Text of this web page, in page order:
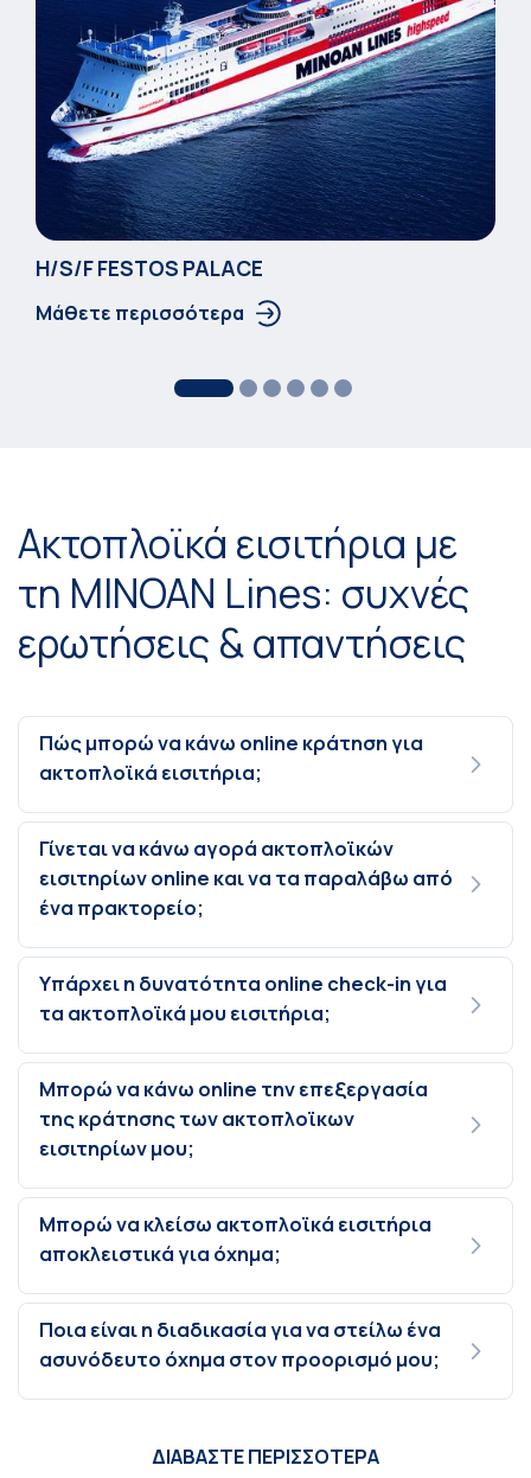
Η/S/F FESTOS PALACΕ
Μάθετε περισσότερα
Ακτοπλοϊκά εισιτήρια με
τη MINOAN Lines: συχνές
ερωτήσεις & απαντήσεις
Πώς μπορώ να κάνω online κράτηση για
ακτοπλοϊκά εισιτήρια;
Γίνεται να κάνω αγορά ακτοπλοϊκών
εισιτηρίων online και να τα παραλάβω από
ένα πρακτορείο;
Υπάρχει η δυνατότητα online check-in για
τα ακτοπλοϊκά μου εισιτήρια;
Μπορώ να κάνω online την επεξεργασία
της κράτησης των ακτοπλοϊκων
εισιτηρίων μου;
Μπορώ να κλείσω ακτοπλοϊκά εισιτήρια
αποκλειστικά για όχημα;
Ποια είναι η διαδικασία για να στείλω ένα
ασυνόδευτο όχημα στον προορισμό μου;
ΔΙΑΒΑΣΤΕ ΠΕΡΙΣΣΟΤΕΡΑ